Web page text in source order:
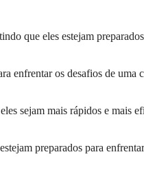
que eles estejam
enfrentar os desafios de uma
sejam mais rápidos e mais
preparados para